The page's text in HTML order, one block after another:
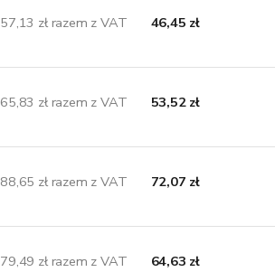
57,13 zł razem z VAT 46,45 zł
65,83 zł razem z VAT 53,52 zł
88,65 zł razem z VAT 72,07 zł
79,49 zł razem z VAT 64,63 zł